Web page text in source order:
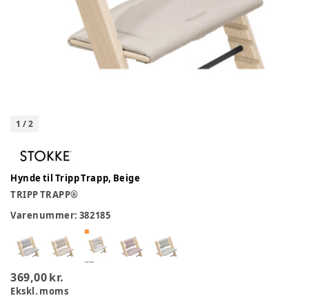
1 /2
Hynde til Tripp Trapp, Beige
TRIPP TRAPP®
Varenummer: 382185
369,00 kr.
Ekskl. moms